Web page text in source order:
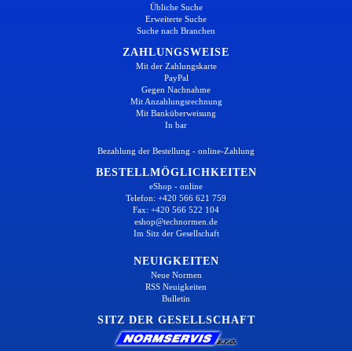
Übliche Suche
Erweiterte Suche
Suche nach Branchen
ZAHLUNGSWEISE
Mit der Zahlungskarte
PayPal
Gegen Nachnahme
Mit Anzahlungsrechnung
Mit Banküberweisung
In bar
Bezahlung der Bestellung - online-Zahlung
BESTELLMÖGLICHKEITEN
eShop - online
Telefon: +420 566 621 759
Fax: +420 566 522 104
eshop@technormen.de
Im Sitz der Gesellschaft
NEUIGKEITEN
Neue Normen
RSS Neuigkeiten
Bulletin
SITZ DER GESELLSCHAFT